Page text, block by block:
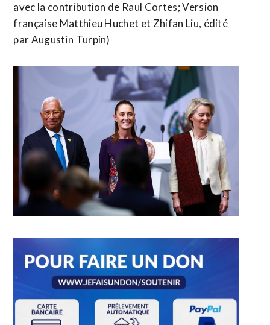
avec la contribution de Raul Cortes; Version
française Matthieu ​Huchet et Zhifan Liu, édité
par Augustin Turpin)